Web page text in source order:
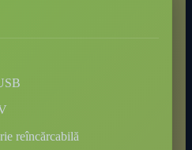
reîncărcabilă